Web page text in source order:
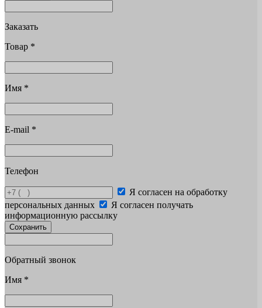
Заказать
Товар *
Имя *
E-mail *
Телефон
Я согласен на обработку
персональных данных
Я согласен получать
информационную рассылку
Сохранить
Обратный звонок
Имя *